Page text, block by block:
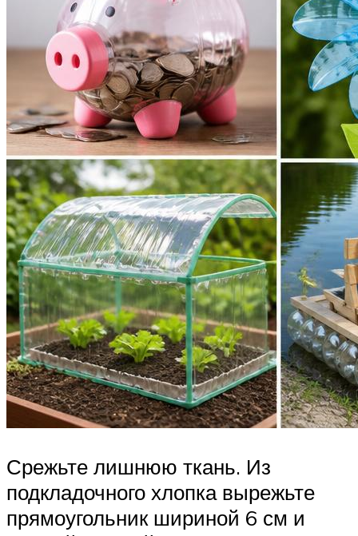
Срежьте лишнюю ткань. Из
подкладочного хлопка вырежьте
прямоугольник шириной 6 см и